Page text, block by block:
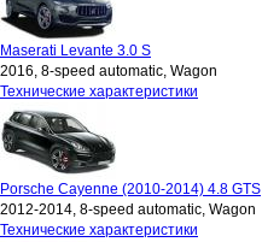
Maserati Levante 3.0 S
2016, 8-speed automatic, Wagon
Технические характеристики
Porsche Cayenne (2010-2014) 4.8 GTS
2012-2014, 8-speed automatic, Wagon
Технические характеристики